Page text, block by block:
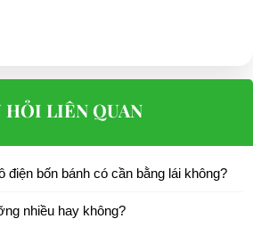
HỎI LIÊN QUAN
điện bốn bánh có cần bằng lái không?
nhiều hay không?